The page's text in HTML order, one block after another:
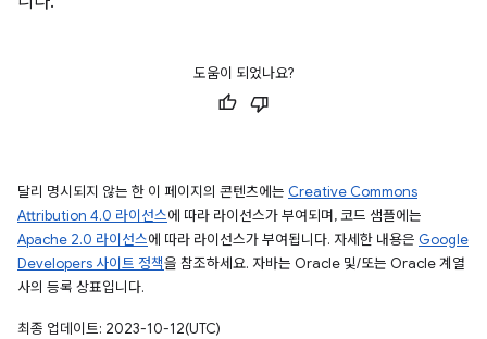
도움이 되었나요?
달리 명시되지 않는 한 이 페이지의 콘텐츠에는 Creative Commons
Attribution 4.0 라이선스에 따라 라이선스가 부여되며, 코드 샘플에는
Apache 2.0 라이선스에 따라 라이선스가 부여됩니다. 자세한 내용은 Google
Developers 사이트 정책을 참조하세요. 자바는 Oracle 및/또는 Oracle 계열
사의 등록 상표입니다.
최종 업데이트: 2023-10-12(UTC)